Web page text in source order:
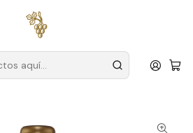
superiores a
(Douro)
Gaio Reserva Douro Branco 75cl